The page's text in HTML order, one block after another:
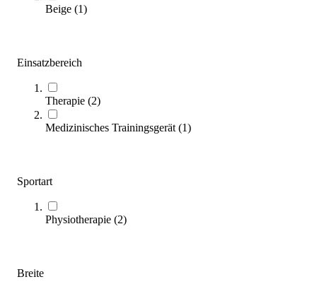
Beige (1)
Einsatzbereich
Therapie (2)
Medizinisches Trainingsgerät (1)
Sportart
Physiotherapie (2)
Breite
Zum Ratgeber
Sortieren nach